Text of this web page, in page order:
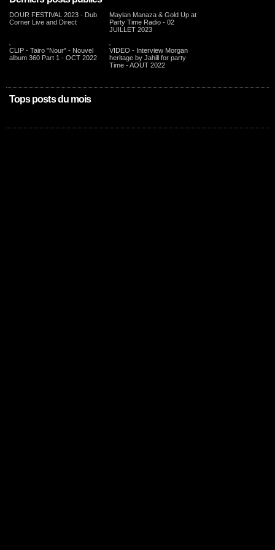
DOUR FESTIVAL 2023 - Dub
Corner Live and Direct
Maylan Manaza & Gold Up at
Party Time Radio - 02
JUILLET 2023
CLIP - Tairo "Nour" - Nouvel
album 360 Part 1 - OCT 2022
VIDEO - Interview Morgan
heritage by Jahill for party
Time - AOUT 2022
Tops posts du mois